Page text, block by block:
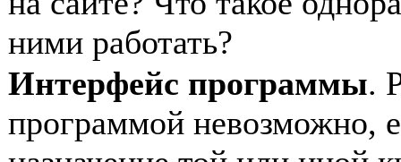
ними работать?
Интерфейс программы.
программой невозможно,